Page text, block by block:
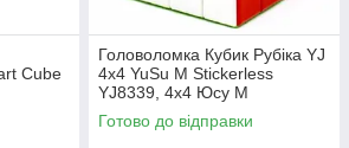
Cube
Головоломка Кубик Рубіка YJ
4x4 YuSu M Stickerless
YJ8339, 4x4 Юсу M
Готово до відправки